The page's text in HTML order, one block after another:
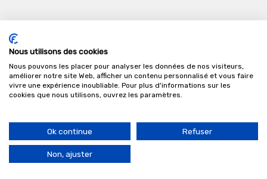
Nous utilisons des cookies
Nous pouvons les placer pour analyser les données de nos visiteurs,
améliorer notre site Web, afficher un contenu personnalisé et vous faire
vivre une expérience inoubliable. Pour plus d'informations sur les
cookies que nous utilisons, ouvrez les paramètres.
Ok continue Refuser
Non, ajuster